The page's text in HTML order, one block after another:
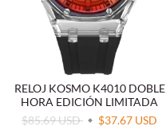
RELOJ KOSMO K4010 DOBLE
HORA EDICIÓN LIMITADA
$85.69 USD
$37.67 USD